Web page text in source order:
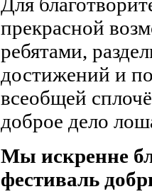
прекрасной
ребятами,
достижений и
всеобщей
доброе дело
Мы искренне
фестиваль